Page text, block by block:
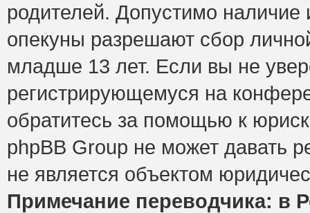
родителей. Допустимо наличие
опекуны разрешают сбор
младше 13 лет. Если вы не
регистрирующемуся на
обратитесь за помощью к
phpBB Group не может давать
не является объектом
Примечание переводчика: в